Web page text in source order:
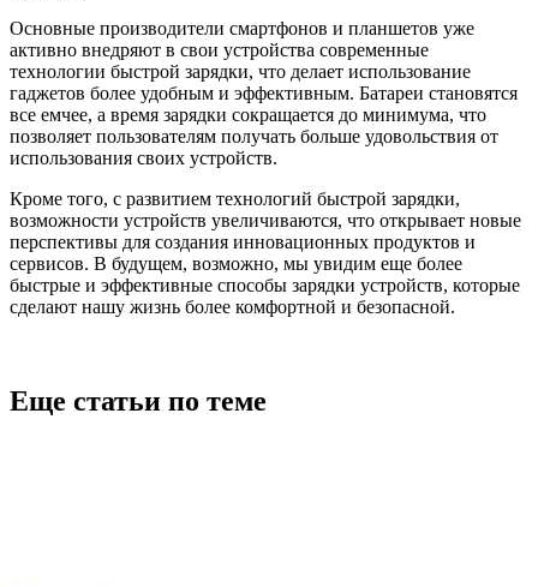
Основные производители смартфонов и планшетов уже
активно внедряют в свои устройства современные
технологии быстрой зарядки, что делает использование
гаджетов более удобным и эффективным. Батареи становятся
все емчее, а время зарядки сокращается до минимума, что
позволяет пользователям получать больше удовольствия от
использования своих устройств.
Кроме того, с развитием технологий быстрой зарядки,
возможности устройств увеличиваются, что открывает новые
перспективы для создания инновационных продуктов и
сервисов. В будущем, возможно, мы увидим еще более
быстрые и эффективные способы зарядки устройств, которые
сделают нашу жизнь более комфортной и безопасной.
Еще статьи по теме